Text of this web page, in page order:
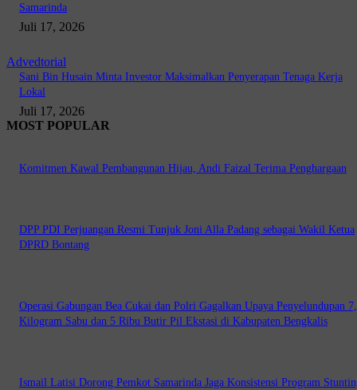
Samarinda
Juli 17, 2026
Advedtorial
Sani Bin Husain Minta Investor Maksimalkan Penyerapan Tenaga Kerja
Lokal
Juli 17, 2026
MOST POPULAR
Komitmen Kawal Pembangunan Hijau, Andi Faizal Terima Penghargaan
DPP PDI Perjuangan Resmi Tunjuk Joni Alla Padang sebagai Wakil Ketua
DPRD Bontang
Operasi Gabungan Bea Cukai dan Polri Gagalkan Upaya Penyelundupan
Kilogram Sabu dan 5 Ribu Butir Pil Ekstasi di Kabupaten Bengkalis
Ismail Latisi Dorong Pemkot Samarinda Jaga Konsistensi Program